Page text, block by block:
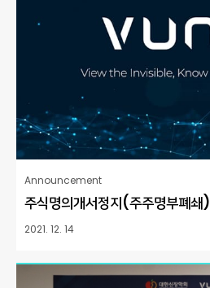
Announcement
주식명의개서정지(주주명부폐쇄)
2021. 12. 14